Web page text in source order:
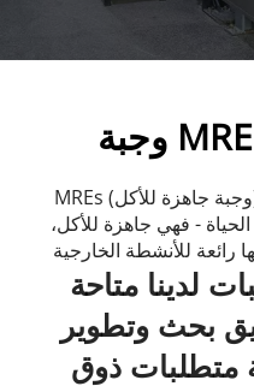
MREs (وجبة جاهزة للأكل) هي الاستعداد المثالي لحالات